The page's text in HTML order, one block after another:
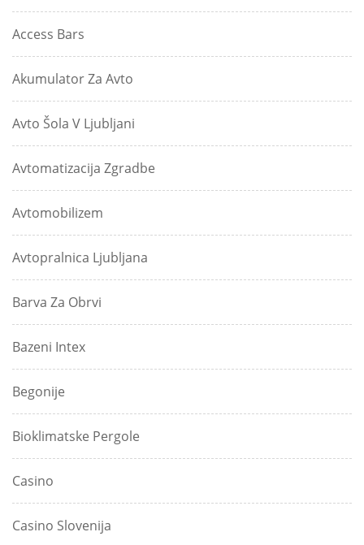
Access Bars
Akumulator Za Avto
Avto Šola V Ljubljani
Avtomatizacija Zgradbe
Avtomobilizem
Avtopralnica Ljubljana
Barva Za Obrvi
Bazeni Intex
Begonije
Bioklimatske Pergole
Casino
Casino Slovenija